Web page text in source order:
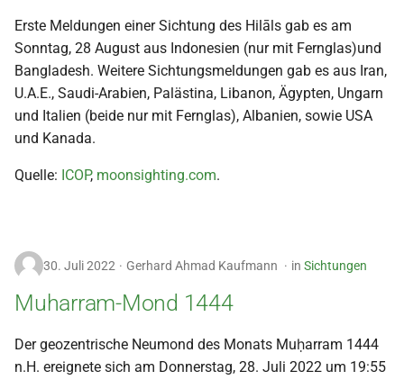
n
i
i
a
s
r
Video
Erste Meldungen einer Sichtung des Hilāls gab es am
Sonntag, 28 August aus Indonesien (nur mit Fernglas)und
Bangladesh. Weitere Sichtungsmeldungen gab es aus Iran,
U.A.E., Saudi-Arabien, Palästina, Libanon, Ägypten, Ungarn
und Italien (beide nur mit Fernglas), Albanien, sowie USA
und Kanada.
Quelle: ICOP, moonsighting.com.
30. Juli 2022 Gerhard Ahmad Kaufmann in Sichtungen
Muharram-Mond 1444
Der geozentrische Neumond des Monats Muḥarram 1444
n.H. ereignete sich am Donnerstag, 28. Juli 2022 um 19:55